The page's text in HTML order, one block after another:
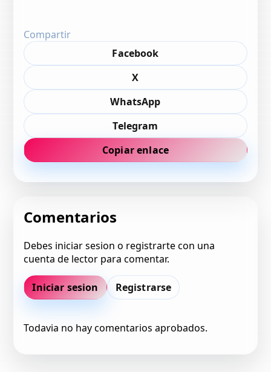
Compartir
Facebook
X
WhatsApp
Telegram
Copiar enlace
Comentarios
Debes iniciar sesion o registrarte con una
cuenta de lector para comentar.
Iniciar sesion Registrarse
Todavia no hay comentarios aprobados.